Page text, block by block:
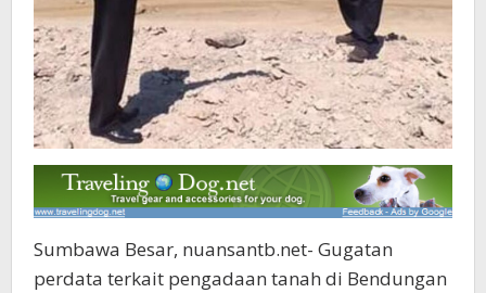
Sumbawa Besar, nuansantb.net- Gugatan
perdata terkait pengadaan tanah di Bendungan